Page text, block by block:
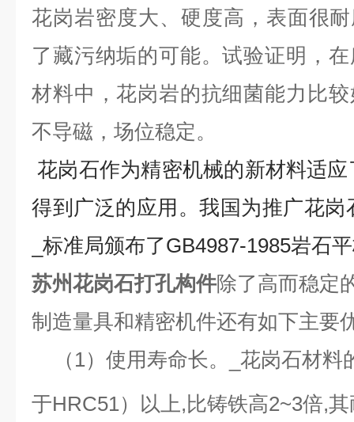
花岗岩密度大、硬度高，表面很
了藏污纳垢的可能。试验证明，
材料中，花岗岩的抗细菌能力比
不导磁，场位稳定。
花岗石作为精密机械的新材料适
得到广泛的应用。我国为推广花岗
_标准局颁布了GB4987-1985岩石
苏州花岗石打孔构件除了高而稳定
制造量具和精密机件还有如下主要
（ 1）使用寿命长。_花岗石材料
于HRC51）以上, 比铸铁高2~3倍,其